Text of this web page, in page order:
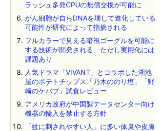
ラッシュ多発CPUの無償交換が可能に
がん細胞が自らDNAを壊して進化している
可能性が研究によって指摘される
フルカラーで見える暗視ゴーグルを可能に
する技術が開発される、ただし実用化には
課題あり
人気ドラマ「VIVANT」とコラボした湖池
屋のポテトチップス「乃木ののり塩」「野
崎のケバブ」試食レビュー
アメリカ政府が中国製データセンター向け
機器の輸入を禁止する方針
「蚊に刺されやすい人」に多い体臭や皮膚